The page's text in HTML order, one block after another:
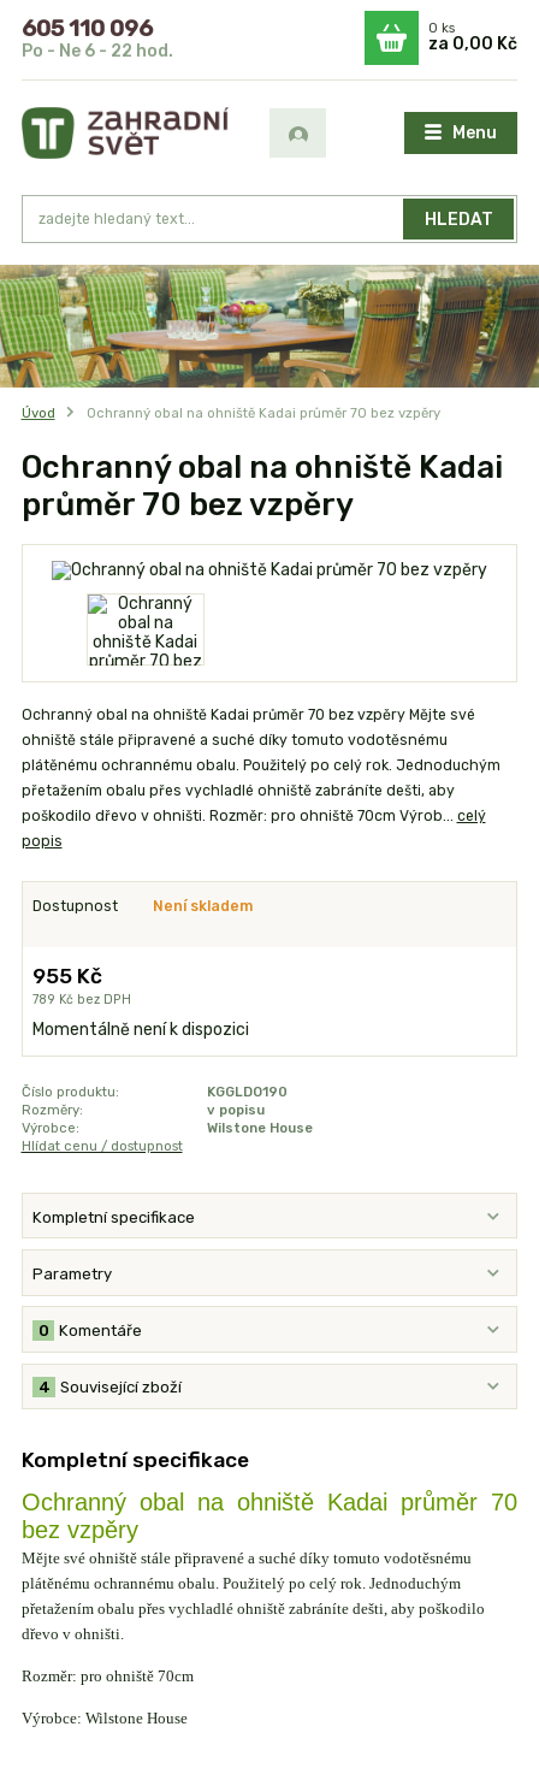
Menu
HLEDAT
605 110 096
Po - Ne 6 - 22 hod.
0ks
za 0,00 Kč
Úvod Ochranný obal na ohniště Kadai průměr 70 bez vzpěry
Ochranný obal na ohniště Kadai
průměr 70 bez vzpěry
Ochranný obal na ohniště Kadai průměr 70 bez vzpěry Mějte své
ohniště stále připravené a suché díky tomuto vodotěsnému
plátěnému ochrannému obalu. Použitelý po celý rok. Jednoduchým
přetažením obalu přes vychladlé ohniště zabráníte dešti, aby
poškodilo dřevo v ohništi. Rozměr: pro ohniště 70cm Výrob... celý
popis
Dostupnost Není skladem
955 Kč
789 Kč bez DPH
Momentálně není k dispozici
Číslo produktu:
KGGLDO190
Rozměry:
v popisu
Výrobce:
Wilstone House
Hlídat cenu / dostupnost
Kompletní specifikace
Parametry
Komentáře
0
Související zboží
4
Kompletní specifikace
Ochranný obal na ohniště Kadai průměr 70
bez vzpěry
Mějte své ohniště stále připravené a suché díky tomuto vodotěsnému
plátěnému ochrannému obalu. Použitelý po celý rok. Jednoduchým
přetažením obalu přes vychladlé ohniště zabráníte dešti, aby poškodilo
dřevo v ohništi.
Rozměr: pro ohniště 70cm
Výrobce: Wilstone House